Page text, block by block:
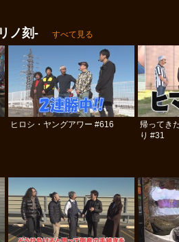
ノ刻‐ すべて見る
ヒロシ・ヤングアワー #616
帰ってき
り #31